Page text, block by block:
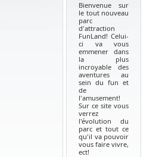
Bienvenue sur
le tout nouveau
parc
d'attraction
FunLand! Celui-
ci va vous
emmener dans
la plus
incroyable des
aventures au
sein du fun et
de
l'amusement!
Sur ce site vous
verrez
l'évolution du
parc et tout ce
qu'il va pouvoir
vous faire vivre,
ect!